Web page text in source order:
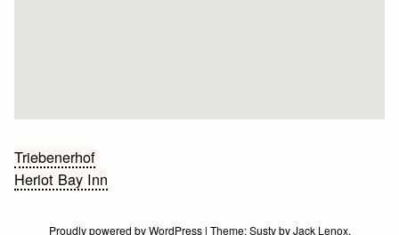
Bericht
navigatie
Triebenerhof
Heriot Bay Inn
Proudly powered by WordPress | Theme:SustybyJack Lenox.